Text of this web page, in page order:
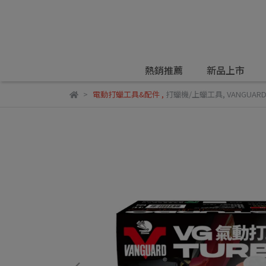
熱銷推薦 新品上市
電動打蠟工具&配件, 打蠟機/上蠟工具,